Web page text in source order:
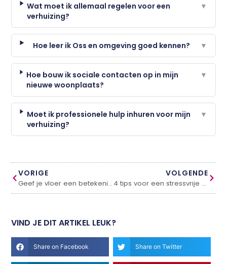
Wat moet ik allemaal regelen voor een
verhuizing?
▼
Hoe leer ik Oss en omgeving goed kennen? ▼
Hoe bouw ik sociale contacten op in mijn
nieuwe woonplaats?
▼
Moet ik professionele hulp inhuren voor mijn
verhuizing?
▼
VORIGE
Geef je vloer een betekenisvolle uitstraling en vermeerder de waarde van je huis
VOLGENDE
4 tips voor een stressvrije verhuizing
VIND JE DIT ARTIKEL LEUK?
Share on Facebook Share on Twitter